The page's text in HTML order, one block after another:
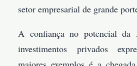
setor empresarial de grande
A confiança no potencial da
investimentos privados